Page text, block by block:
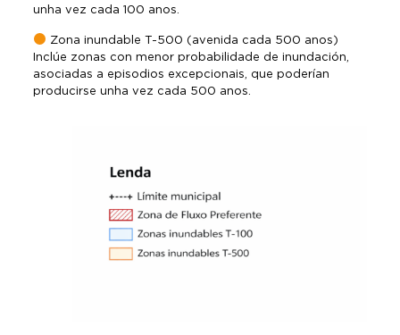
unha vez cada 100 anos.
Zona inundable T-500 (avenida cada 500 anos)
Inclúe zonas con menor probabilidade de inundación,
asociadas a episodios excepcionais, que poderían
producirse unha vez cada 500 anos.